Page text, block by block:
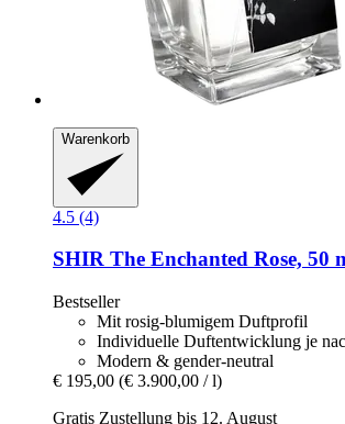
Warenkorb
4.5 (4)
SHIR The Enchanted Rose, 50
Bestseller
Mit rosig-blumigem Duftprofil
Individuelle Duftentwicklung je
Modern & gender-neutral
€ 195,00 (€ 3.900,00 / l)
Gratis Zustellung bis 12. August